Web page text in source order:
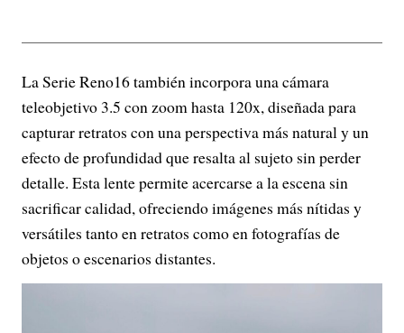
La Serie Reno16 también incorpora una cámara
teleobjetivo 3.5 con zoom hasta 120x, diseñada para
capturar retratos con una perspectiva más natural y un
efecto de profundidad que resalta al sujeto sin perder
detalle. Esta lente permite acercarse a la escena sin
sacrificar calidad, ofreciendo imágenes más nítidas y
versátiles tanto en retratos como en fotografías de
objetos o escenarios distantes.